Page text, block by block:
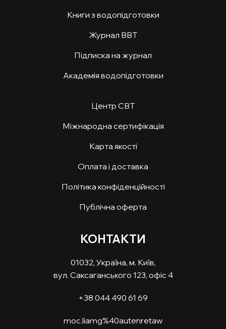
Книги з водопідготовки
Журнал ВВТ
Підписка на журнал
Академія водопідготовки
Центр СВТ
Міжнародна сертифікація
Карта якості
Оплата і доставка
Політика конфіденційності
Публічна оферта
КОНТАКТИ
01032, Україна, м. Київ,
вул. Саксаганського 123, офіс 4
+38 044 490 61 69
moc.liamg%40autenretaw